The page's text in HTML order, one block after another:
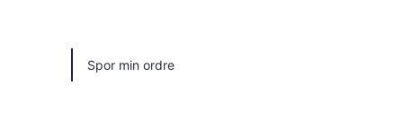
Spor min ordre